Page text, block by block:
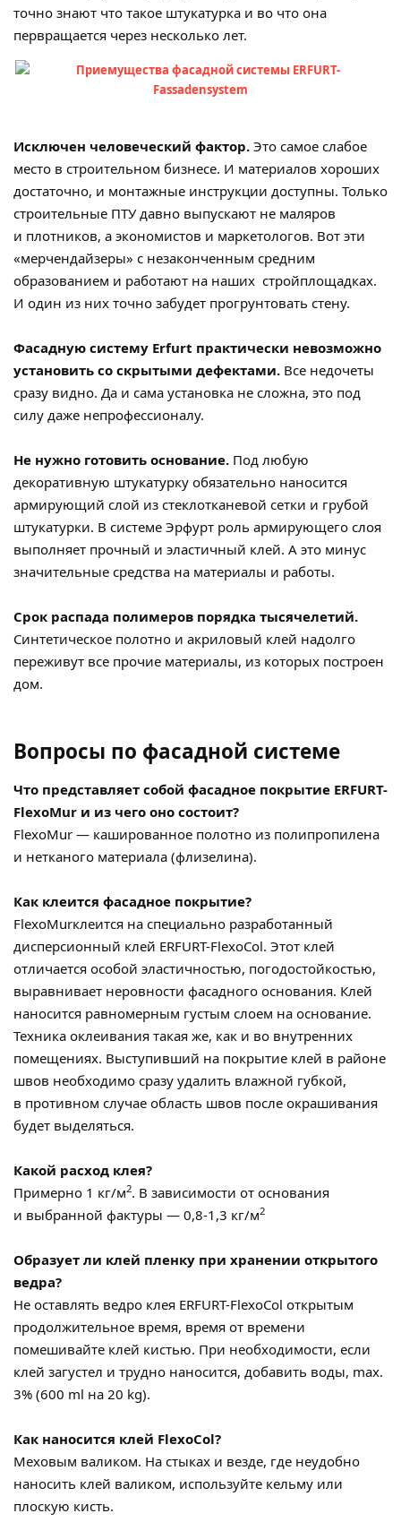
точно знают что такое штукатурка и во что она
первращается через несколько лет.
Исключен человеческий фактор. Это самое слабое
место в строительном бизнесе. И материалов хороших
достаточно, и монтажные инструкции доступны. Только
строительные ПТУ давно выпускают не маляров
и плотников, а экономистов и маркетологов. Вот эти
«мерчендайзеры» с незаконченным средним
образованием и работают на наших стройплощадках.
И один из них точно забудет прогрунтовать стену.
Фасадную систему Erfurt практически невозможно
установить со скрытыми дефектами. Все недочеты
сразу видно. Да и сама установка не сложна, это под
силу даже непрофессионалу.
Не нужно готовить основание. Под любую
декоративную штукатурку обязательно наносится
армирующий слой из стеклотканевой сетки и грубой
штукатурки. В системе Эрфурт роль армирующего слоя
выполняет прочный и эластичный клей. А это минус
значительные средства на материалы и работы.
Срок распада полимеров порядка тысячелетий.
Синтетическое полотно и акриловый клей надолго
переживут все прочие материалы, из которых построен
дом.
Вопросы по фасадной системе
Что представляет собой фасадное покрытие ERFURT-
FlexoMur и из чего оно состоит?
FlexoMur — кашированное полотно из полипропилена
и нетканого материала (флизелина).
Как клеится фасадное покрытие?
FlexoMurклеится на специально разработанный
дисперсионный клей ERFURT-FlexoCol. Этот клей
отличается особой эластичностью, погодостойкостью,
выравнивает неровности фасадного основания. Клей
наносится равномерным густым слоем на основание.
Техника оклеивания такая же, как и во внутренних
помещениях. Выступивший на покрытие клей в районе
швов необходимо сразу удалить влажной губкой,
в противном случае область швов после окрашивания
будет выделяться.
Какой расход клея?
Примерно 1 кг/м2. В зависимости от основания
и выбранной фактуры — 0,8-1,3 кг/м2
Образует ли клей пленку при хранении открытого
ведра?
Не оставлять ведро клея ERFURT-FlexoCol открытым
продолжительное время, время от времени
помешивайте клей кистью. При необходимости, если
клей загустел и трудно наносится, добавить воды, max.
3% (600 ml на 20 kg).
Как наносится клей FlexoCol?
Меховым валиком. На стыках и везде, где неудобно
наносить клей валиком, используйте кельму или
плоскую кисть.